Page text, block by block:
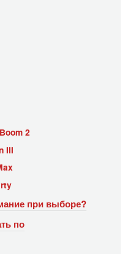
2
III
при выборе?
по